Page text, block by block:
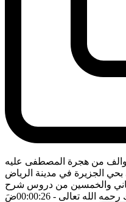
والف من هجرة المصطفى عليه
الجزيرة في مدينة الرياض
والخمسين من دروس شرح
رحمه الله تعالى - 00:00:26 ضَ